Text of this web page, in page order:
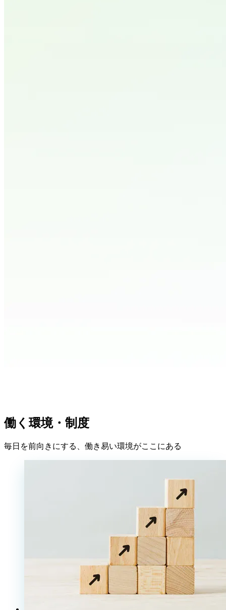
働く環境・制度
毎日を前向きにする、働き易い環境がここにある